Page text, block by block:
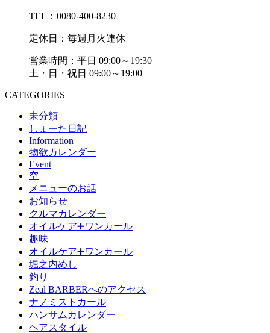
TEL：0080-400-8230
定休日：毎週月火連休
営業時間：平日 09:00～19:30
土・日・祝日 09:00～19:00
CATEGORIES
未分類
しょーた日記
Information
物欲カレンダー
Event
空
メニューのお話
お知らせ
クルマカレンダー
オイルケア➕ワンカール
趣味
オイルケア➕ワンカール
堀之内めし
釣り
Zeal BARBERへのアクセス
ナノミストカール
ハンサムカレンダー
ヘアスタイル